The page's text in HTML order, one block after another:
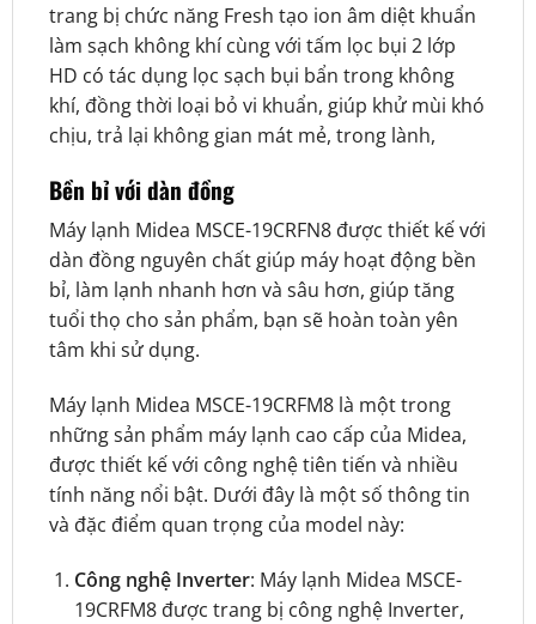
trang bị chức năng Fresh tạo ion âm diệt khuẩn
làm sạch không khí cùng với tấm lọc bụi 2 lớp
HD có tác dụng lọc sạch bụi bẩn trong không
khí, đồng thời loại bỏ vi khuẩn, giúp khử mùi khó
chịu, trả lại không gian mát mẻ, trong lành,
Bền bỉ với dàn đồng
Máy lạnh Midea MSCE-19CRFN8 được thiết kế với
dàn đồng nguyên chất giúp máy hoạt động bền
bỉ, làm lạnh nhanh hơn và sâu hơn, giúp tăng
tuổi thọ cho sản phẩm, bạn sẽ hoàn toàn yên
tâm khi sử dụng.
Máy lạnh Midea MSCE-19CRFM8 là một trong
những sản phẩm máy lạnh cao cấp của Midea,
được thiết kế với công nghệ tiên tiến và nhiều
tính năng nổi bật. Dưới đây là một số thông tin
và đặc điểm quan trọng của model này:
Công nghệ Inverter: Máy lạnh Midea MSCE-
19CRFM8 được trang bị công nghệ Inverter,